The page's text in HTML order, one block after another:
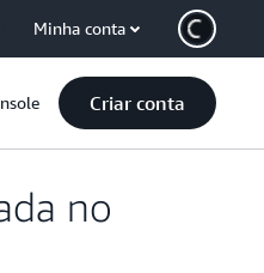
Minha conta
Criar conta
no